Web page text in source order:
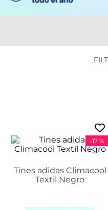
-17 %
Tines adidas Climacool
Textil Negro